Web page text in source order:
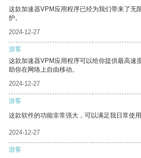
这款加速器VPM应用程序已经为我们带来了无
护。
2024-12-27
游客
这款加速器VPM应用程序可以给你提供最高速
助你在网络上自由移动。
2024-12-27
游客
这款软件的功能非常强大，可以满足我日常使用
2024-12-27
游客